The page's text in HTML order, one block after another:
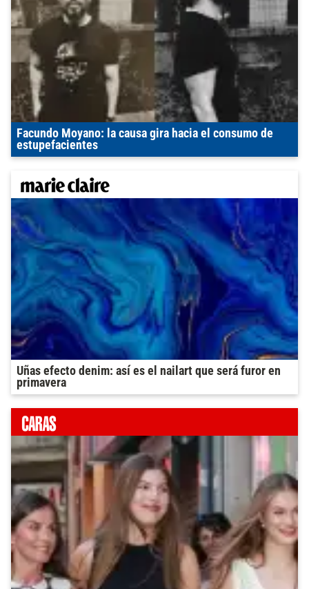
Facundo Moyano: la causa gira hacia el consumo de
estupefacientes
Uñas efecto denim: así es el nailart que será furor en
primavera